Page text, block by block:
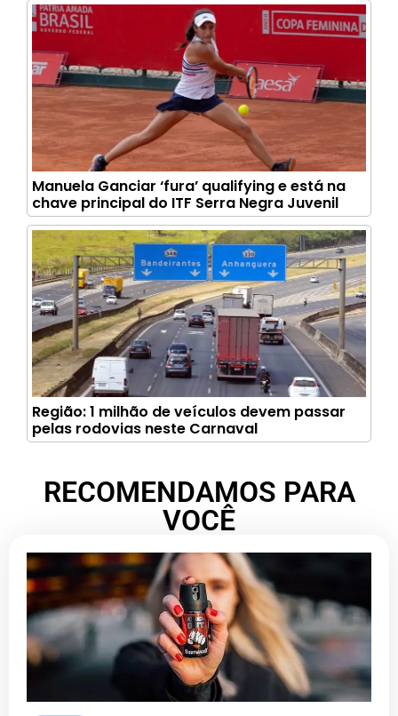
Manuela Ganciar ‘fura’ qualifying e está na
chave principal do ITF Serra Negra Juvenil
Região: 1 milhão de veículos devem passar
pelas rodovias neste Carnaval
RECOMENDAMOS PARA
VOCÊ